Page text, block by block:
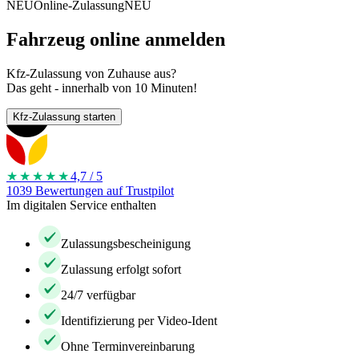
NEUOnline-ZulassungNEU
Fahrzeug online anmelden
Kfz-Zulassung von Zuhause aus?
Das geht - innerhalb von 10 Minuten!
Kfz-Zulassung starten
★★★★ ★4,7 / 5
1039 Bewertungen auf Trustpilot
Im digitalen Service enthalten
Zulassungsbescheinigung
Zulassung erfolgt sofort
24/7 verfügbar
Identifizierung per Video-Ident
Ohne Terminvereinbarung